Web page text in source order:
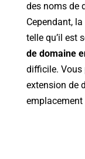
des noms de
Cependant,
telle qu’il est
de domaine
difficile. Vous
extension de
emplacement